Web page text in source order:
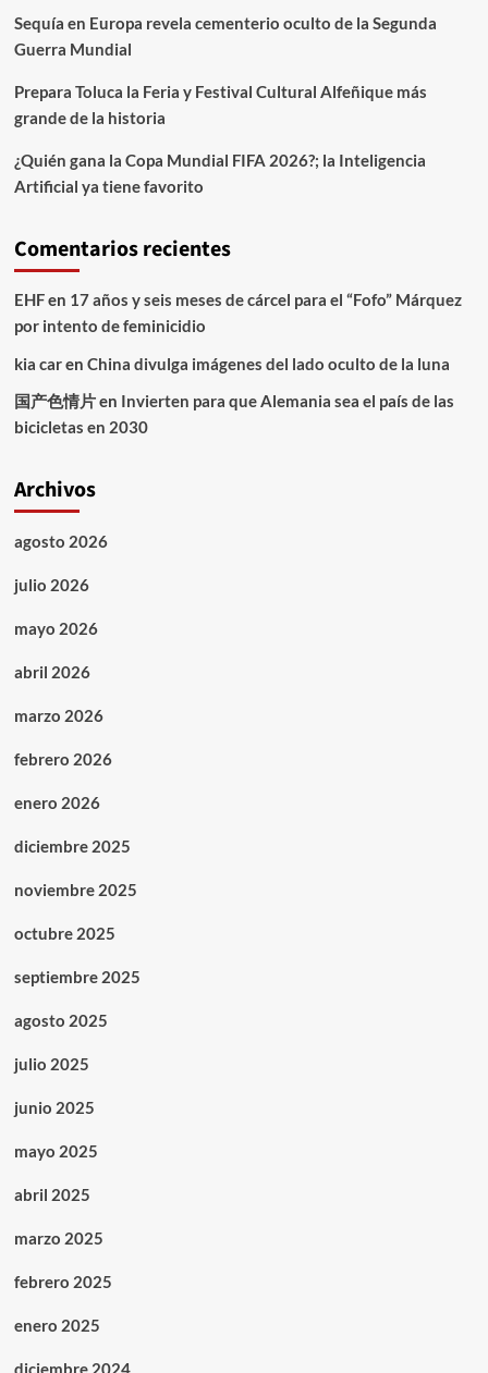
Sequía en Europa revela cementerio oculto de la Segunda
Guerra Mundial
Prepara Toluca la Feria y Festival Cultural Alfeñique más
grande de la historia
¿Quién gana la Copa Mundial FIFA 2026?; la Inteligencia
Artificial ya tiene favorito
Comentarios recientes
EHFen 17 años y seis meses de cárcel para el “Fofo” Márquez
por intento de feminicidio
kia caren China divulga imágenes del lado oculto de la luna
国产色情片en Invierten para que Alemania sea el país de las
bicicletas en 2030
Archivos
agosto 2026
julio 2026
mayo 2026
abril 2026
marzo 2026
febrero 2026
enero 2026
diciembre 2025
noviembre 2025
octubre 2025
septiembre 2025
agosto 2025
julio 2025
junio 2025
mayo 2025
abril 2025
marzo 2025
febrero 2025
enero 2025
diciembre 2024